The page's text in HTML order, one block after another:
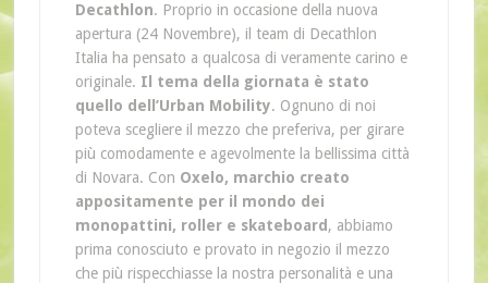
Decathlon. Proprio in occasione della nuova
apertura (24 Novembre), il team di Decathlon
Italia ha pensato a qualcosa di veramente carino e
originale. Il tema della giornata è stato
quello dell’Urban Mobility. Ognuno di noi
poteva scegliere il mezzo che preferiva, per girare
più comodamente e agevolmente la bellissima città
di Novara. Con Oxelo, marchio creato
appositamente per il mondo dei
monopattini, roller e skateboard , abbiamo
prima conosciuto e provato in negozio il mezzo
che più rispecchiasse la nostra personalità e una